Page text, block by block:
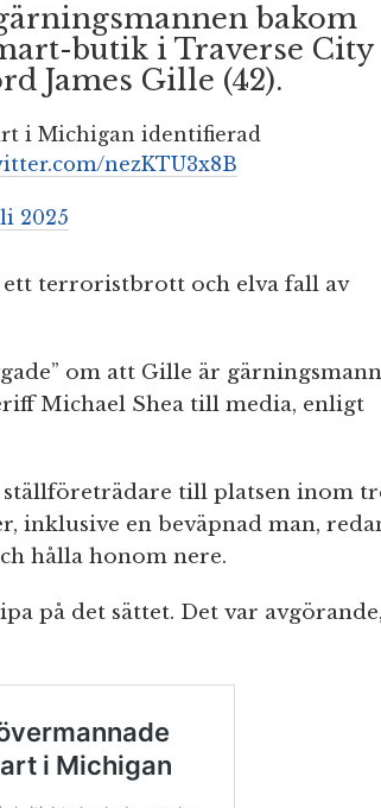
bakom
butik i Traverse City
James Gille (42).
i Michigan identifierad
nezKTU3x8B
2025
terroristbrott och elva fall av
om att Gille är
Michael Shea till media, enligt
till platsen inom
inklusive en beväpnad man,
hålla honom nere.
på det sättet. Det var avgörande,